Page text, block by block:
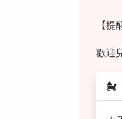
【
歡迎